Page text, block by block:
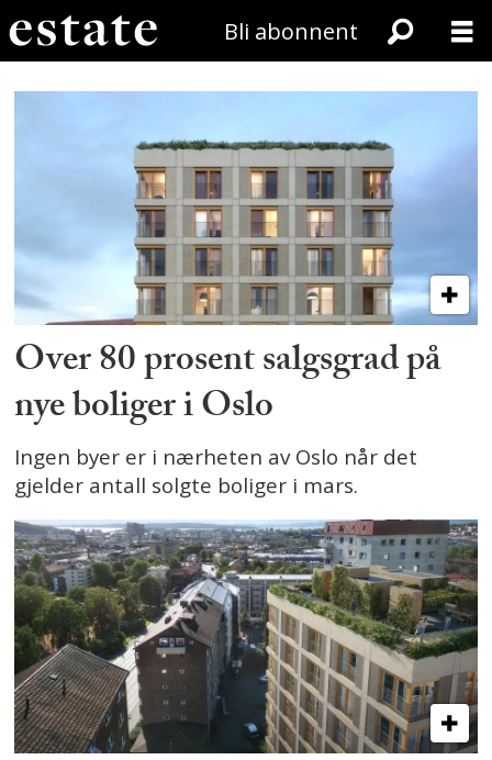
Bli abonnent
Tag:
varde_eiendom
Over 80 prosent salgsgrad på
nye boliger i Oslo
Ingen byer er i nærheten av Oslo når det
gjelder antall solgte boliger i mars.